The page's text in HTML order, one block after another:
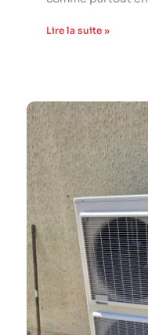
Lire la suite »